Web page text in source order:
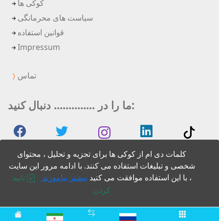
کلمات دی ام از کوکی ها برای تجزیه و تحلیل ، محتوای
شخصی و تبلیغات استفاده می کنند. با ادامه مرور این سایت
، با این استفاده موافقت می کنید بیشتر بیاموزید
تایید
کردن
کوکی ها
سیاست های محرمانگی
قوانین استفاده
Impressum
تماس
ما را در .............. دنبال کنید: